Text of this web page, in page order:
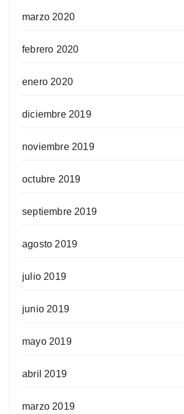
marzo 2020
febrero 2020
enero 2020
diciembre 2019
noviembre 2019
octubre 2019
septiembre 2019
agosto 2019
julio 2019
junio 2019
mayo 2019
abril 2019
marzo 2019